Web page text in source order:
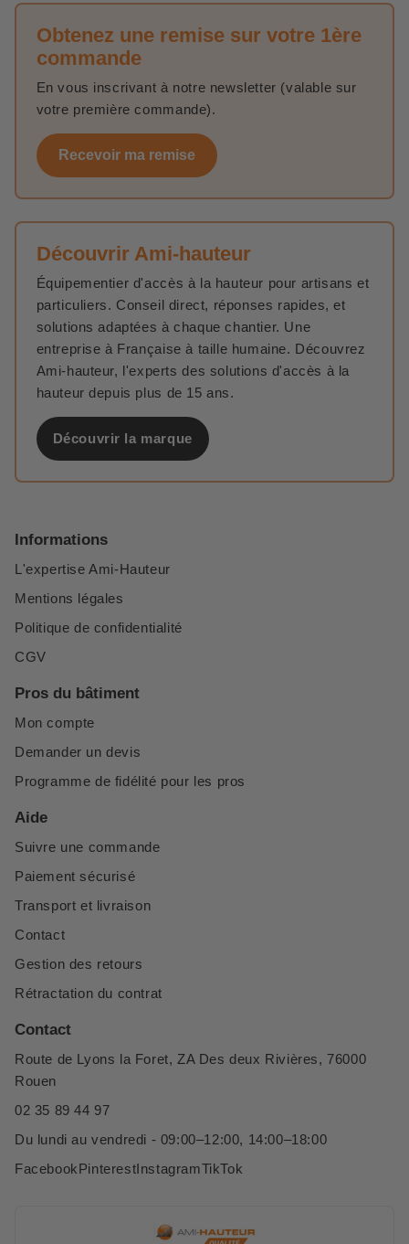
Obtenez une remise sur votre 1ère
commande
En vous inscrivant à notre newsletter (valable sur
votre première commande).
Recevoir ma remise
Découvrir Ami-hauteur
Équipementier d'accès à la hauteur pour artisans et
particuliers. Conseil direct, réponses rapides, et
solutions adaptées à chaque chantier. Une
entreprise à Française à taille humaine. Découvrez
Ami-hauteur, l'experts des solutions d'accès à la
hauteur depuis plus de 15 ans.
Découvrir la marque
Informations
L'expertise Ami-Hauteur
Mentions légales
Politique de confidentialité
CGV
Pros du bâtiment
Mon compte
Demander un devis
Programme de fidélité pour les pros
Aide
Suivre une commande
Paiement sécurisé
Transport et livraison
Contact
Gestion des retours
Rétractation du contrat
Contact
Route de Lyons la Foret, ZA Des deux Rivières, 76000
Rouen
02 35 89 44 97
Du lundi au vendredi - 09:00–12:00, 14:00–18:00
FacebookPinterestInstagramTikTok